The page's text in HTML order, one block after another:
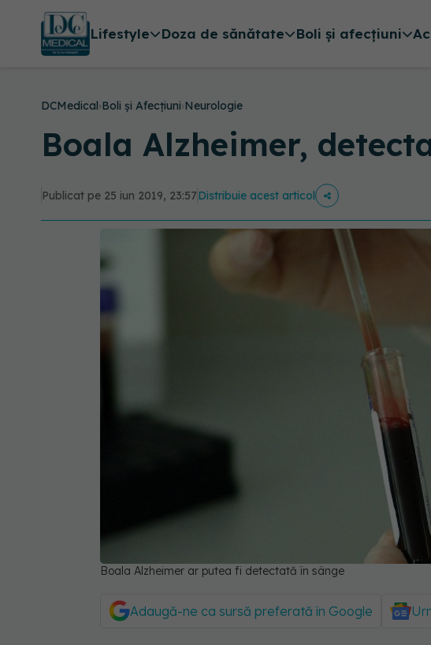
Lifestyle Doza de sănătate Boli și afecțiuni
DCMedical›Boli și Afecțiuni›Neurologie
Boala Alzheimer,
Publicat pe 25 iun 2019, 23:57Distribuie acest articol
Boala Alzheimer ar putea fi detectată în sânge
Adaugă-ne ca sursă preferată în Google